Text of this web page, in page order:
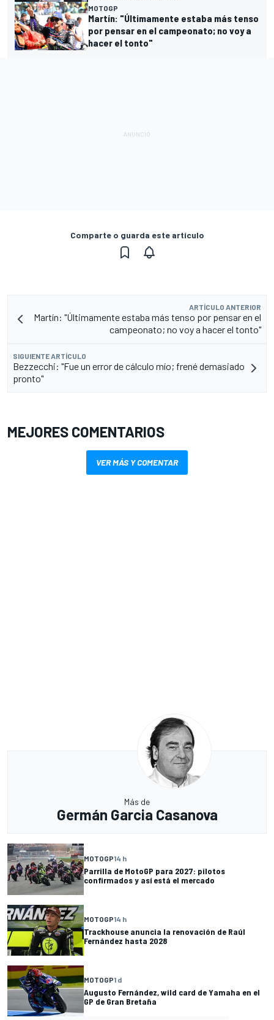
MOTOGP
Martín: "Últimamente estaba más tenso
por pensar en el campeonato; no voy a
hacer el tonto"
Comparte o guarda este artículo
ARTÍCULO ANTERIOR
Martín: "Últimamente estaba más tenso por pensar en el
campeonato; no voy a hacer el tonto"
SIGUIENTE ARTÍCULO
Bezzecchi: "Fue un error de cálculo mío; frené demasiado
pronto"
MEJORES COMENTARIOS
VER MÁS Y COMENTAR
Más de
Germán Garcia Casanova
MOTOGP14 h
Parrilla de MotoGP para 2027: pilotos
confirmados y así está el mercado
MOTOGP14 h
Trackhouse anuncia la renovación de Raúl
Fernández hasta 2028
MOTOGP1 d
Augusto Fernández, wild card de Yamaha en el
GP de Gran Bretaña